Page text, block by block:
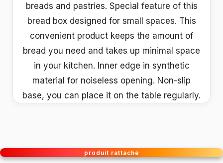
breads and pastries. Special feature of this
bread box designed for small spaces. This
convenient product keeps the amount of
bread you need and takes up minimal space
in your kitchen. Inner edge in synthetic
material for noiseless opening. Non-slip
base, you can place it on the table regularly.
produit rattaché